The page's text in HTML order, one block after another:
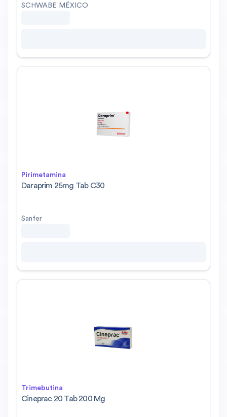
SCHWABE MÉXICO
Pirimetamina
Daraprim 25mg Tab C30
Sanfer
Trimebutina
Cineprac 20 Tab 200 Mg